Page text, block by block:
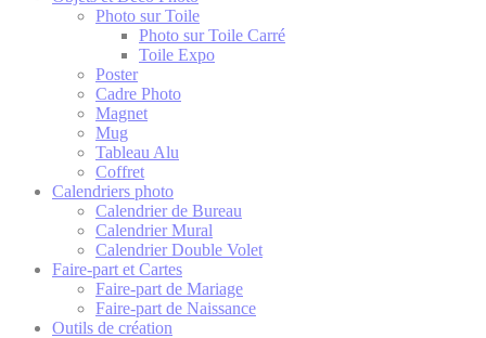
Photo sur Toile
Photo sur Toile Carré
Toile Expo
Poster
Cadre Photo
Magnet
Mug
Tableau Alu
Coffret
Calendriers photo
Calendrier de Bureau
Calendrier Mural
Calendrier Double Volet
Faire-part et Cartes
Faire-part de Mariage
Faire-part de Naissance
Outils de création